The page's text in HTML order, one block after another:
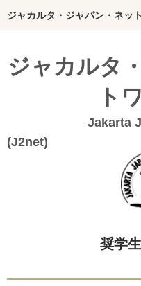
ジャカルタ・ジャパン・ネ
ジャカルタ
ト
Jakarta
インドネシアってどんな国？
奨学